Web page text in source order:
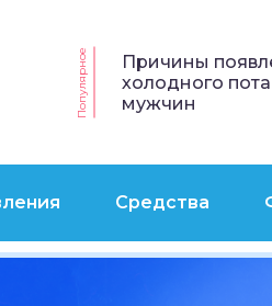
Популярное
Причины
холодного
мужчин
Средства